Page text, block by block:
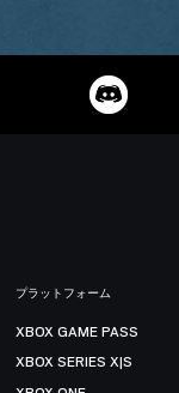
プラットフォーム
XBOX GAME PASS
XBOX SERIES X|S